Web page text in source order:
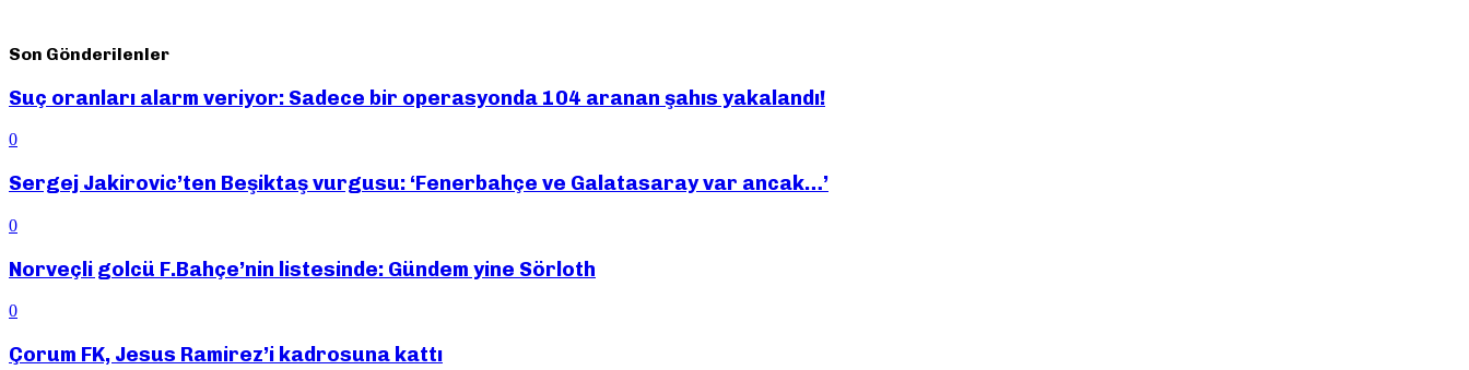
Son Gönderilenler
Suç oranları alarm veriyor: Sadece bir operasyonda 104 aranan şahıs yakalandı!
0
Sergej Jakirovic’ten Beşiktaş vurgusu: ‘Fenerbahçe ve Galatasaray var ancak…’
0
Norveçli golcü F.Bahçe’nin listesinde: Gündem yine Sörloth
0
Çorum FK, Jesus Ramirez’i kadrosuna kattı